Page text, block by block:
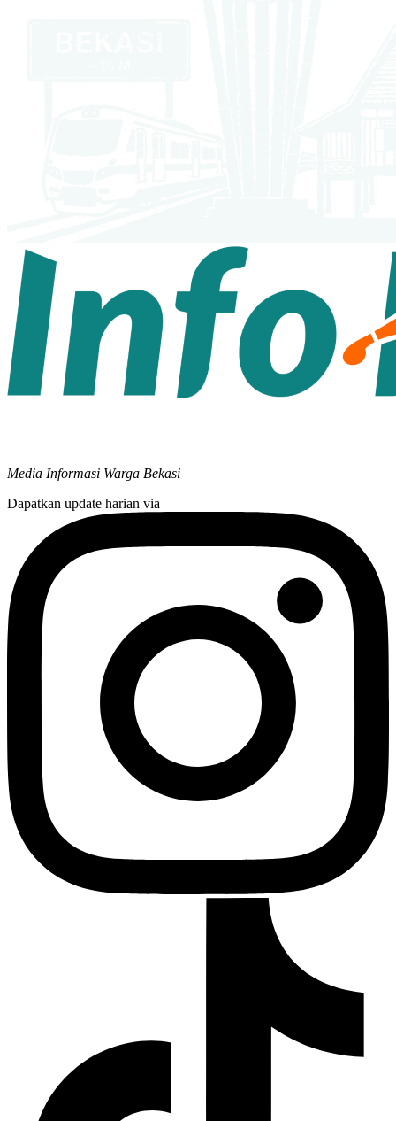
Media Informasi Warga Bekasi
Dapatkan update harian via